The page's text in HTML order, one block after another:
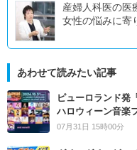
産婦人科医の医
女性の悩みに寄
あわせて読みたい記事
ピューロランド発
ハロウィーン音楽
07月31日 15時00分